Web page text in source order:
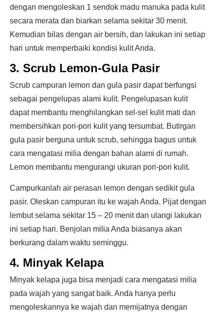
dengan mengoleskan 1 sendok madu manuka pada kulit
secara merata dan biarkan selama sekitar 30 menit.
Kemudian bilas dengan air bersih, dan lakukan ini setiap
hari untuk memperbaiki kondisi kulit Anda.
3. Scrub Lemon-Gula Pasir
Scrub campuran lemon dan gula pasir dapat berfungsi
sebagai pengelupas alami kulit. Pengelupasan kulit
dapat membantu menghilangkan sel-sel kulit mati dan
membersihkan pori-pori kulit yang tersumbat. Butirgan
gula pasir berguna untuk scrub, sehingga bagus untuk
cara mengatasi milia dengan bahan alami di rumah.
Lemon membantu mengurangi ukuran pori-pori kulit.
Campurkanlah air perasan lemon dengan sedikit gula
pasir. Oleskan campuran itu ke wajah Anda. Pijat dengan
lembut selama sekitar 15 – 20 menit dan ulangi lakukan
ini setiap hari. Benjolan milia Anda biasanya akan
berkurang dalam waktu seminggu.
4. Minyak Kelapa
Minyak kelapa juga bisa menjadi cara mengatasi milia
pada wajah yang sangat baik. Anda hanya perlu
mengoleskannya ke wajah dan memijatnya dengan